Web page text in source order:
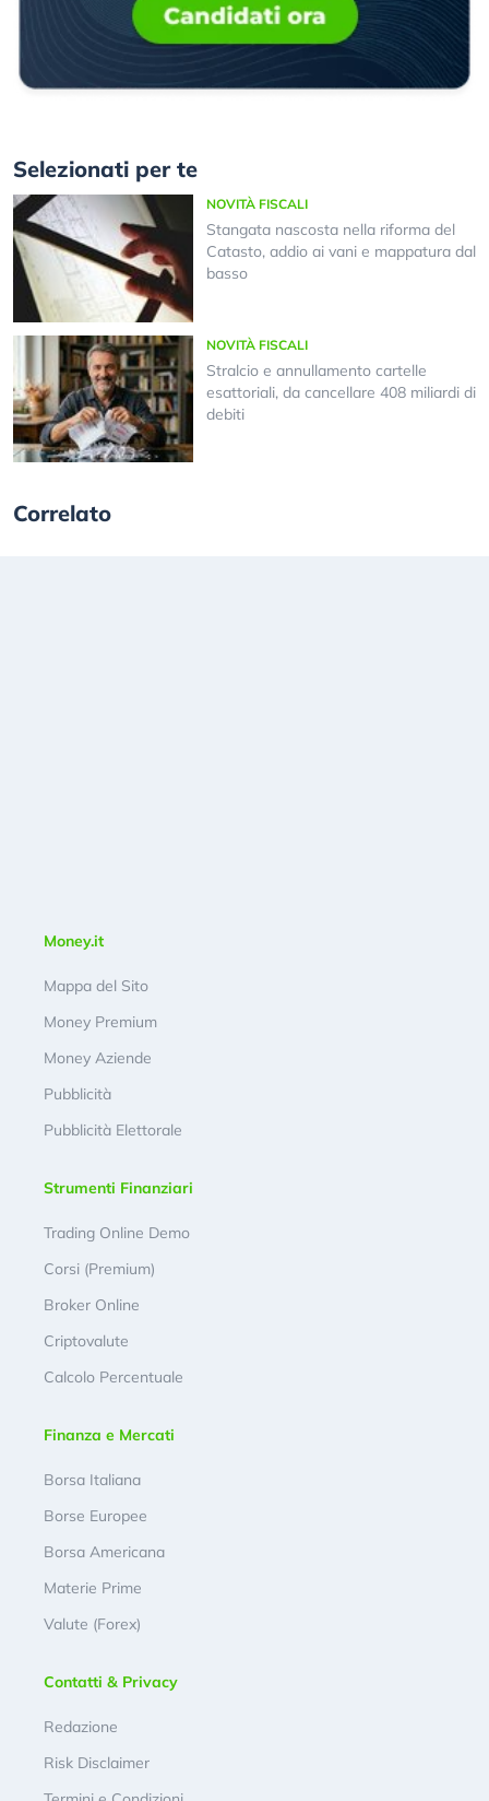
Selezionati per te
NOVITÀ FISCALI
Stangata nascosta nella riforma del
Catasto, addio ai vani e mappatura dal
basso
NOVITÀ FISCALI
Stralcio e annullamento cartelle
esattoriali, da cancellare 408 miliardi di
debiti
Correlato
Money.it
Mappa del Sito
Money Premium
Money Aziende
Pubblicità
Pubblicità Elettorale
Strumenti Finanziari
Trading Online Demo
Corsi (Premium)
Broker Online
Criptovalute
Calcolo Percentuale
Finanza e Mercati
Borsa Italiana
Borse Europee
Borsa Americana
Materie Prime
Valute (Forex)
Contatti & Privacy
Redazione
Risk Disclaimer